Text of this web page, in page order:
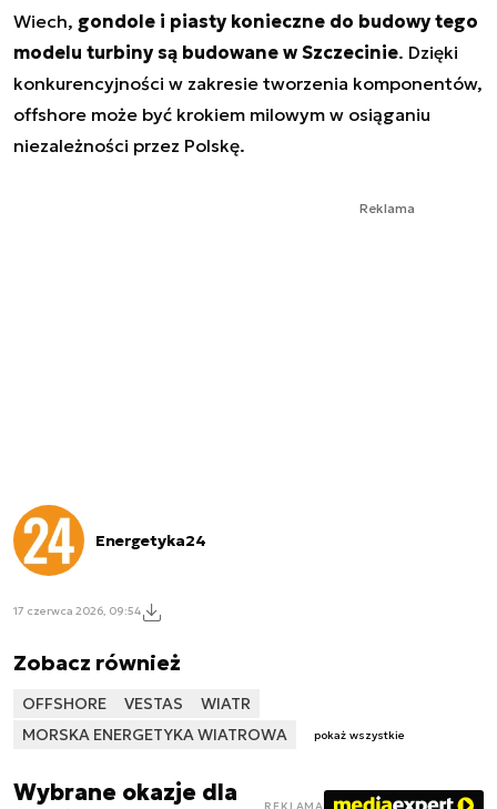
Wiech, gondole i piasty konieczne do budowy tego
modelu turbiny są budowane w Szczecinie. Dzięki
konkurencyjności w zakresie tworzenia komponentów,
offshore może być krokiem milowym w osiąganiu
niezależności przez Polskę.
Reklama
Energetyka24
17 czerwca 2026, 09:54
Zobacz również
OFFSHORE VESTAS
WIATR
MORSKA ENERGETYKA WIATROWA
pokaż wszystkie
Wybrane okazje dla
REKLAMA